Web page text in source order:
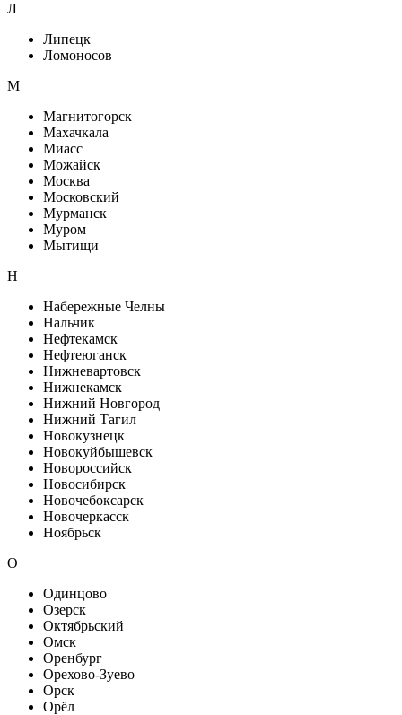
Л
Липецк
Ломоносов
М
Магнитогорск
Махачкала
Миасс
Можайск
Москва
Московский
Мурманск
Муром
Мытищи
Н
Набережные Челны
Нальчик
Нефтекамск
Нефтеюганск
Нижневартовск
Нижнекамск
Нижний Новгород
Нижний Тагил
Новокузнецк
Новокуйбышевск
Новороссийск
Новосибирск
Новочебоксарск
Новочеркасск
Ноябрьск
О
Одинцово
Озерск
Октябрьский
Омск
Оренбург
Орехово-Зуево
Орск
Орёл